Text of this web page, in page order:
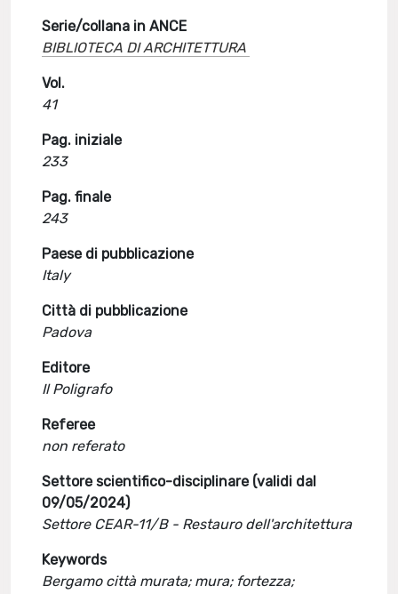
Serie/collana in ANCE
BIBLIOTECA DI ARCHITETTURA
Vol.
41
Pag. iniziale
233
Pag. finale
243
Paese di pubblicazione
Italy
Città di pubblicazione
Padova
Editore
Il Poligrafo
Referee
non referato
Settore scientifico-disciplinare (validi dal
09/05/2024)
Settore CEAR-11/B - Restauro dell'architettura
Keywords
Bergamo città murata; mura; fortezza;